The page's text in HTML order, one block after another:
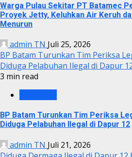
Warga Pulau Sekitar PT Batamec
Proyek Jetty, Keluhkan Air Keruh
Menurun
admin TN Juli 25, 2026
BP Batam Turunkan Tim Periksa
Diduga Pelabuhan Ilegal di Dapur
3 min read
BP Batam Turunkan Tim Periksa
Diduga Pelabuhan Ilegal di Dapur 12
admin TN Juli 21, 2026